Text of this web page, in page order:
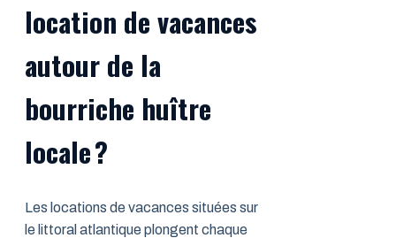
location de vacances
autour de la
bourriche huître
locale ?
Les locations de vacances situées sur
le littoral atlantique plongent chaque